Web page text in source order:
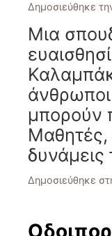
Δημοσιεύθηκε
Μια
μπορούν
Μαθητές,
Δημοσιεύθηκε